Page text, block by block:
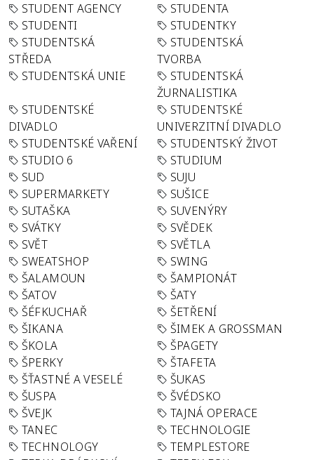
STUDENT AGENCY
STUDENTA
STUDENTI
STUDENTKY
STUDENTSKÁ
STŘEDA
STUDENTSKÁ
TVORBA
STUDENTSKÁ UNIE
STUDENTSKÁ
ŽURNALISTIKA
STUDENTSKÉ
DIVADLO
STUDENTSKÉ
UNIVERZITNÍ DIVADLO
STUDENTSKÉ VAŘENÍ
STUDENTSKÝ ŽIVOT
STUDIO 6
STUDIUM
SUD
SUJU
SUPERMARKETY
SUŠICE
SUTAŠKA
SUVENÝRY
SVÁTKY
SVĚDEK
SVĚT
SVĚTLA
SWEATSHOP
SWING
ŠALAMOUN
ŠAMPIONÁT
ŠATOV
ŠATY
ŠÉFKUCHAŘ
ŠETŘENÍ
ŠIKANA
ŠIMEK A GROSSMAN
ŠKOLA
ŠPAGETY
ŠPERKY
ŠTAFETA
ŠŤASTNÉ A VESELÉ
ŠUKAS
ŠUSPA
ŠVÉDSKO
ŠVEJK
TAJNÁ OPERACE
TANEC
TECHNOLOGIE
TECHNOLOGY
TEMPLESTORE